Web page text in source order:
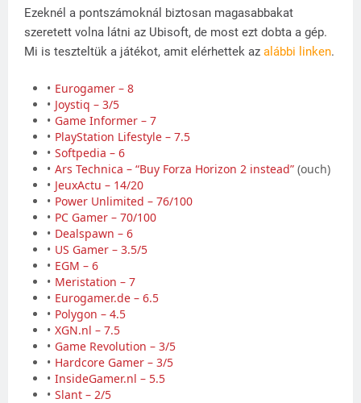
Ezeknél a pontszámoknál biztosan magasabbakat
szeretett volna látni az Ubisoft, de most ezt dobta a gép.
Mi is teszteltük a játékot, amit elérhettek az alábbi linken.
Eurogamer – 8
Joystiq – 3/5
Game Informer – 7
PlayStation Lifestyle – 7.5
Softpedia – 6
Ars Technica – “Buy Forza Horizon 2 instead” (ouch)
JeuxActu – 14/20
Power Unlimited – 76/100
PC Gamer – 70/100
Dealspawn – 6
US Gamer – 3.5/5
EGM – 6
Meristation – 7
Eurogamer.de – 6.5
Polygon – 4.5
XGN.nl – 7.5
Game Revolution – 3/5
Hardcore Gamer – 3/5
InsideGamer.nl – 5.5
Slant – 2/5